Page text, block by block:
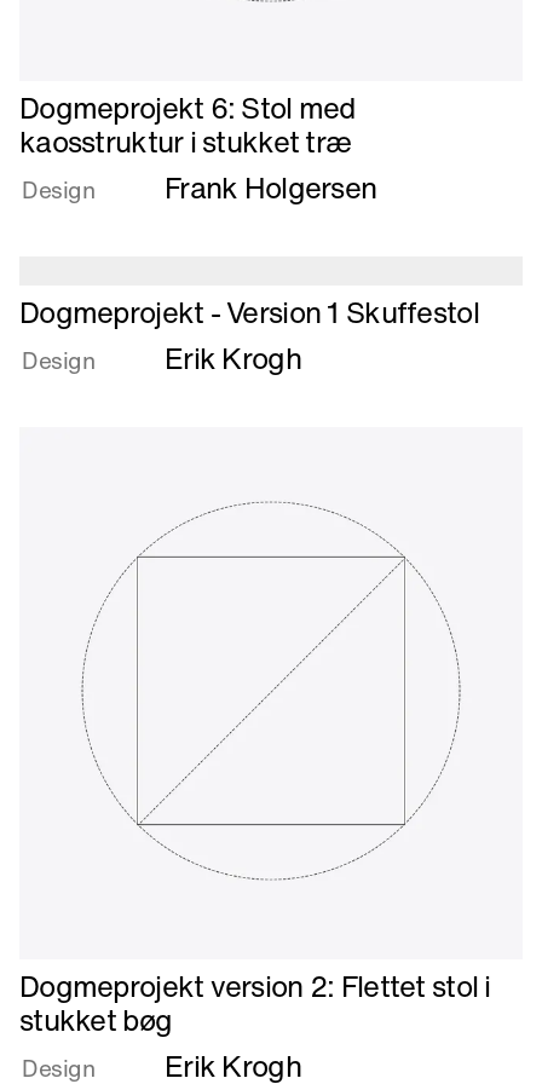
Læs
mere
om
Dogmeprojekt
kaosstruktur
i
stukket
Dogmeprojekt 6: Stol med
kaosstruktur i stukket træ
Design Frank Holgersen
Læs
mere
om
Dogmeprojekt - Version 1 Skuffestol
Design Erik Krogh
Læs
mere
om
Dogmeprojekt
Dogmeprojekt version 2: Flettet stol i
stukket bøg
Design Erik Krogh